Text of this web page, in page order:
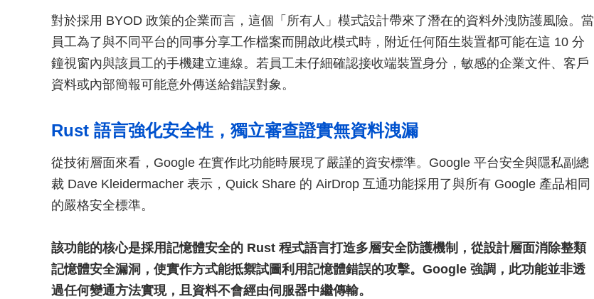
對於採用 BYOD 政策的企業而言，這個「所有人」模式設計帶來了潛在的資料外洩防護風險。當
員工為了與不同平台的同事分享工作檔案而開啟此模式時，附近任何陌生裝置都可能在這 10 分
鐘視窗內與該員工的手機建立連線。若員工未仔細確認接收端裝置身分，敏感的企業文件、客戶
資料或內部簡報可能意外傳送給錯誤對象。
Rust 語言強化安全性，獨立審查證實無資料洩漏
從技術層面來看，Google 在實作此功能時展現了嚴謹的資安標準。Google 平台安全與隱私副總
裁 Dave Kleidermacher 表示，Quick Share 的 AirDrop 互通功能採用了與所有 Google 產品相同
的嚴格安全標準。
該功能的核心是採用記憶體安全的 Rust 程式語言打造多層安全防護機制，從設計層面消除整類
記憶體安全漏洞，使實作方式能抵禦試圖利用記憶體錯誤的攻擊。Google 強調，此功能並非透
過任何變通方法實現，且資料不會經由伺服器中繼傳輸。